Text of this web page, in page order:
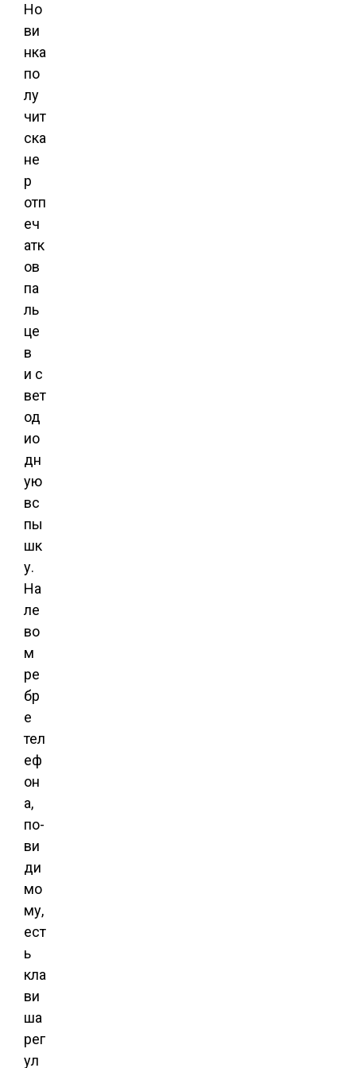
Но
ви
нка
по
лу
чит
ска
не
р
отп
еч
атк
ов
па
ль
це
в
и с
вет
од
ио
дн
ую
вс
пы
шк
у.
На
ле
во
м
ре
бр
е
тел
еф
он
а,
по-
ви
ди
мо
му,
ест
ь
кла
ви
ша
рег
ул